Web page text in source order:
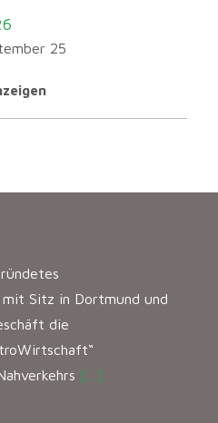
25
Sitz in Dortmund und
die
[…]